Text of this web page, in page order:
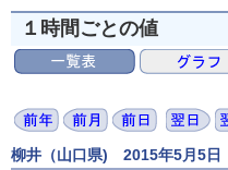
１時間ごとの値
柳井（山口県) 2015年5月5日